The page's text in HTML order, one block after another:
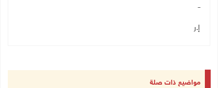
ــ
إ.ر
مواضيع ذات صلة